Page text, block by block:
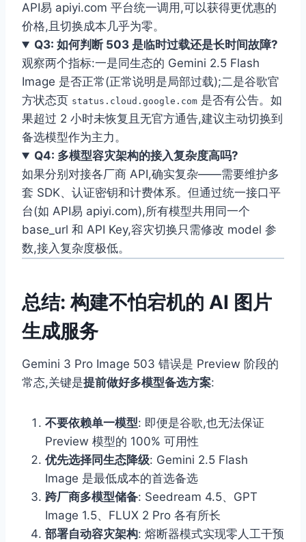
API易 apiyi.com 平台统一调用,可以获得更优惠的
价格,且切换成本几乎为零。
Q3: 如何判断 503 是临时过载还是长时间故障?
观察两个指标:一是同生态的 Gemini 2.5 Flash
Image 是否正常(正常说明是局部过载);二是谷歌官
方状态页 status.cloud.google.com 是否有公告。如
果超过 2 小时未恢复且无官方通告,建议主动切换到
备选模型作为主力。
Q4: 多模型容灾架构的接入复杂度高吗?
如果分别对接各厂商 API,确实复杂——需要维护多
套 SDK、认证密钥和计费体系。但通过统一接口平
台(如 API易 apiyi.com),所有模型共用同一个
base_url 和 API Key,容灾切换只需修改 model 参
数,接入复杂度极低。
总结: 构建不怕宕机的 AI 图片
生成服务
Gemini 3 Pro Image 503 错误是 Preview 阶段的
常态,关键是提前做好多模型备选方案:
不要依赖单一模型: 即便是谷歌,也无法保证
Preview 模型的 100% 可用性
优先选择同生态降级: Gemini 2.5 Flash
Image 是最低成本的首选备选
跨厂商多模型储备: Seedream 4.5、GPT
Image 1.5、FLUX 2 Pro 各有所长
部署自动容灾架构: 熔断器模式实现零人工干预